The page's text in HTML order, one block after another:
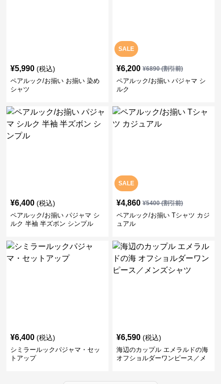
¥5,990 (税込)
ペアルック/お揃い お揃い 染め
シャツ
SALE
¥6,200 ¥6890(割引前)
ペアルック/お揃い パジャマ シ
ルク
¥6,400 (税込)
ペアルック/お揃い パジャマ シ
ルク 半袖 半ズボン シンプル
SALE
¥4,860 ¥5400(割引前)
ペアルック/お揃い Tシャツ カジ
ュアル
¥6,400 (税込)
シミラールックパジャマ・セッ
トアップ
¥6,590 (税込)
海辺のカップル エメラルドの海
オフショルダーワンピース／メ